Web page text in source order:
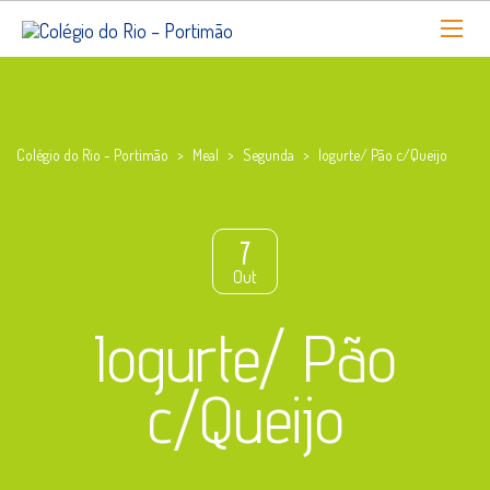
Colégio do Rio - Portimão > Meal > Segunda > Iogurte/ Pão c/Queijo
7
Out
Iogurte/ Pão
c/Queijo